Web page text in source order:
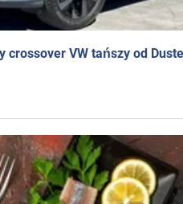
crossover VW tańszy od